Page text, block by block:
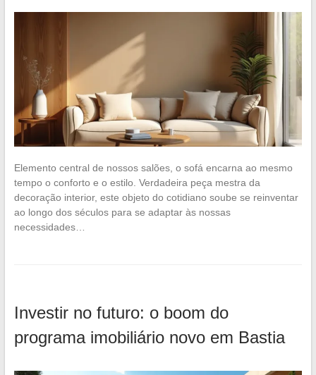
Elemento central de nossos salões, o sofá encarna ao mesmo
tempo o conforto e o estilo. Verdadeira peça mestra da
decoração interior, este objeto do cotidiano soube se reinventar
ao longo dos séculos para se adaptar às nossas
necessidades…
Investir no futuro: o boom do
programa imobiliário novo em Bastia